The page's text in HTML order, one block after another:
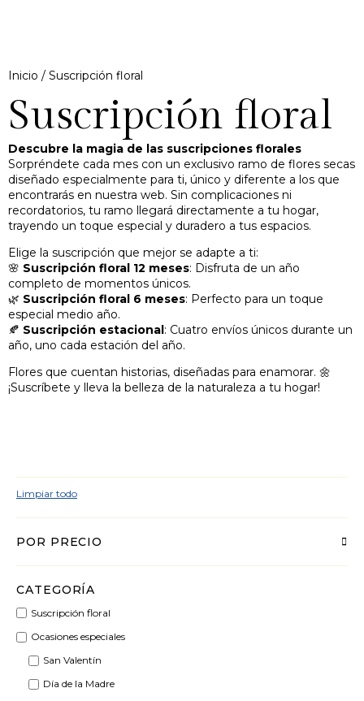
Inicio / Suscripción floral
Suscripción floral
Descubre la magia de las suscripciones florales
Sorpréndete cada mes con un exclusivo ramo de flores secas
diseñado especialmente para ti, único y diferente a los que
encontrarás en nuestra web. Sin complicaciones ni
recordatorios, tu ramo llegará directamente a tu hogar,
trayendo un toque especial y duradero a tus espacios.
Elige la suscripción que mejor se adapte a ti:
🌸 Suscripción floral 12 meses: Disfruta de un año
completo de momentos únicos.
🌿 Suscripción floral 6 meses: Perfecto para un toque
especial medio año.
🍂 Suscripción estacional: Cuatro envíos únicos durante un
año, uno cada estación del año.
Flores que cuentan historias, diseñadas para enamorar. 🌼
¡Suscríbete y lleva la belleza de la naturaleza a tu hogar!
Limpiar todo
POR PRECIO
CATEGORÍA
Suscripción floral
Ocasiones especiales
San Valentín
Día de la Madre